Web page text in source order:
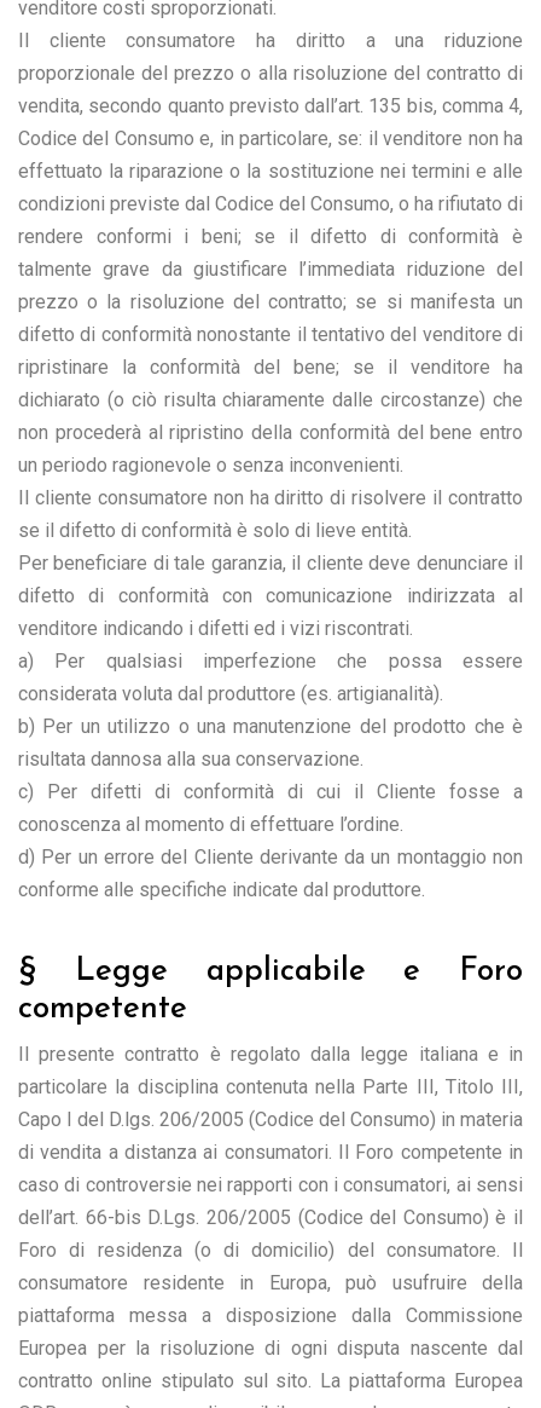
venditore costi sproporzionati.
Il cliente consumatore ha diritto a una riduzione
proporzionale del prezzo o alla risoluzione del contratto di
vendita, secondo quanto previsto dall’art. 135 bis, comma 4,
Codice del Consumo e, in particolare, se: il venditore non ha
effettuato la riparazione o la sostituzione nei termini e alle
condizioni previste dal Codice del Consumo, o ha rifiutato di
rendere conformi i beni; se il difetto di conformità è
talmente grave da giustificare l’immediata riduzione del
prezzo o la risoluzione del contratto; se si manifesta un
difetto di conformità nonostante il tentativo del venditore di
ripristinare la conformità del bene; se il venditore ha
dichiarato (o ciò risulta chiaramente dalle circostanze) che
non procederà al ripristino della conformità del bene entro
un periodo ragionevole o senza inconvenienti.
Il cliente consumatore non ha diritto di risolvere il contratto
se il difetto di conformità è solo di lieve entità.
Per beneficiare di tale garanzia, il cliente deve denunciare il
difetto di conformità con comunicazione indirizzata al
venditore indicando i difetti ed i vizi riscontrati.
a) Per qualsiasi imperfezione che possa essere
considerata voluta dal produttore (es. artigianalità).
b) Per un utilizzo o una manutenzione del prodotto che è
risultata dannosa alla sua conservazione.
c) Per difetti di conformità di cui il Cliente fosse a
conoscenza al momento di effettuare l’ordine.
d) Per un errore del Cliente derivante da un montaggio non
conforme alle specifiche indicate dal produttore.
§ Legge applicabile e Foro
competente
Il presente contratto è regolato dalla legge italiana e in
particolare la disciplina contenuta nella Parte III, Titolo III,
Capo I del D.lgs. 206/2005 (Codice del Consumo) in materia
di vendita a distanza ai consumatori. Il Foro competente in
caso di controversie nei rapporti con i consumatori, ai sensi
dell’art. 66-bis D.Lgs. 206/2005 (Codice del Consumo) è il
Foro di residenza (o di domicilio) del consumatore. Il
consumatore residente in Europa, può usufruire della
piattaforma messa a disposizione dalla Commissione
Europea per la risoluzione di ogni disputa nascente dal
contratto online stipulato sul sito. La piattaforma Europea